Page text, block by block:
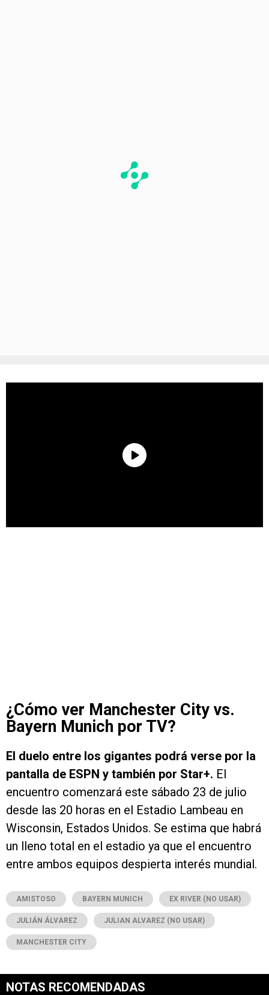
¿Cómo ver Manchester City vs.
Bayern Munich por TV?
El duelo entre los gigantes podrá verse por la
pantalla de ESPN y también por Star+. El
encuentro comenzará este sábado 23 de julio
desde las 20 horas en el Estadio Lambeau en
Wisconsin, Estados Unidos. Se estima que habrá
un lleno total en el estadio ya que el encuentro
entre ambos equipos despierta interés mundial.
AMISTOSO BAYERN MUNICH EX RIVER (NO USAR)
JULIÁN ÁLVAREZ JULIAN ALVAREZ (NO USAR)
MANCHESTER CITY
NOTAS RECOMENDADAS